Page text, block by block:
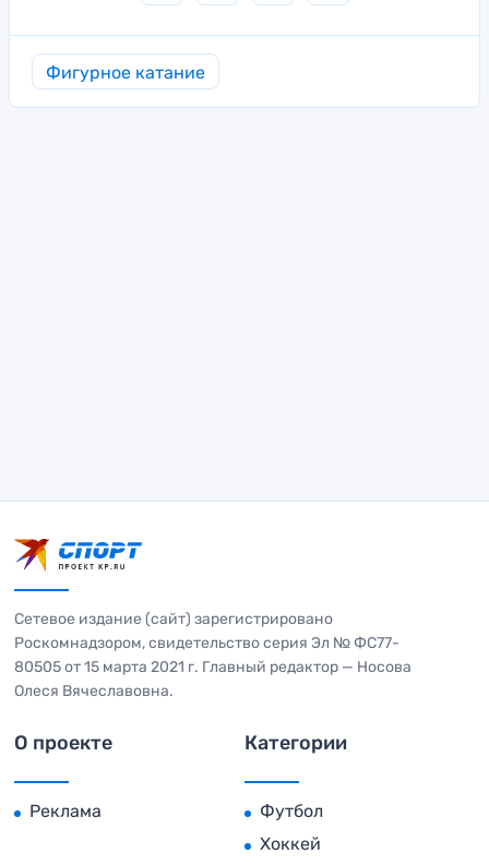
Фигурное катание
Сетевое издание (сайт) зарегистрировано
Роскомнадзором, свидетельство серия Эл № ФС77-
80505 от 15 марта 2021 г. Главный редактор — Носова
Олеся Вячеславовна.
О проекте
Реклама
Категории
Футбол
Хоккей